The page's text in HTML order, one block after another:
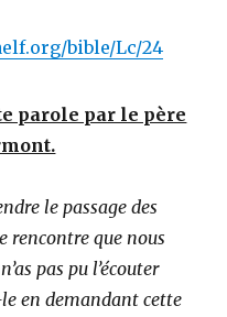
bible/Lc/24
parole par le père
le passage des
rencontre que nous
pas pu l’écouter
en demandant cette